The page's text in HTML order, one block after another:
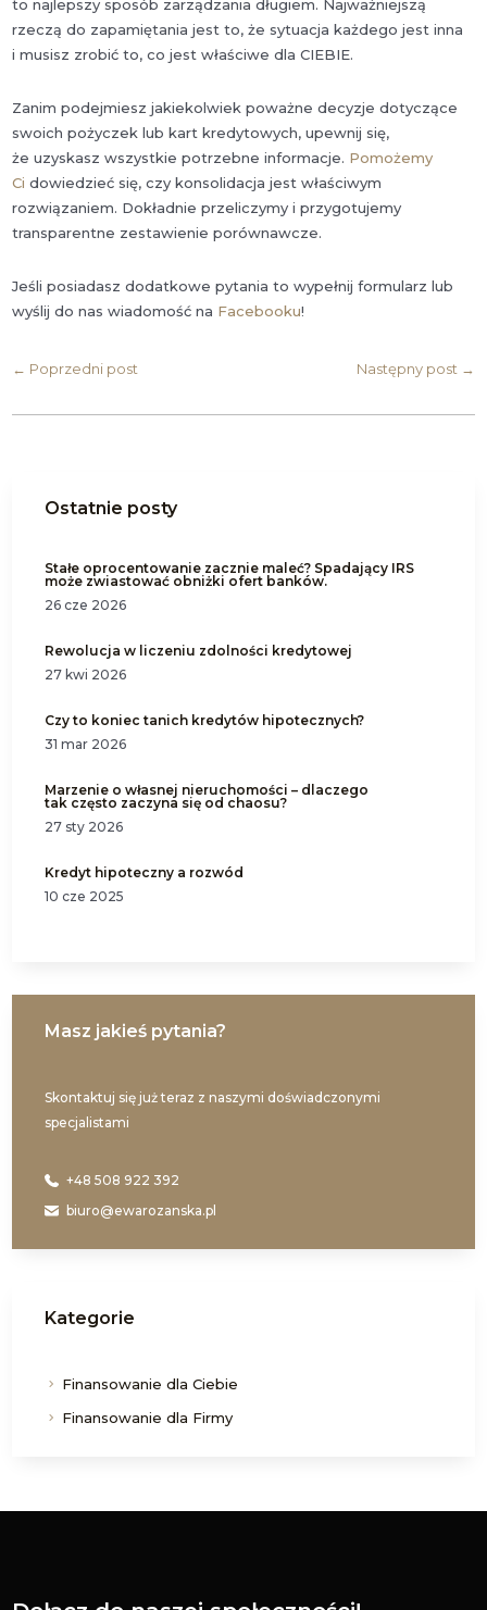
to najlepszy sposób zarządzania długiem. Najważniejszą
rzeczą do zapamiętania jest to, że sytuacja każdego jest inna
i musisz zrobić to, co jest właściwe dla CIEBIE.
Zanim podejmiesz jakiekolwiek poważne decyzje dotyczące
swoich pożyczek lub kart kredytowych, upewnij się,
że uzyskasz wszystkie potrzebne informacje. Pomożemy
Ci dowiedzieć się, czy konsolidacja jest właściwym
rozwiązaniem. Dokładnie przeliczymy i przygotujemy
transparentne zestawienie porównawcze.
Jeśli posiadasz dodatkowe pytania to wypełnij formularz lub
wyślij do nas wiadomość na Facebooku!
← Poprzedni post Następny post→
Ostatnie posty
Stałe oprocentowanie zacznie maleć? Spadający IRS
może zwiastować obniżki ofert banków.
26 cze 2026
Rewolucja w liczeniu zdolności kredytowej
27 kwi 2026
Czy to koniec tanich kredytów hipotecznych?
31 mar 2026
Marzenie o własnej nieruchomości – dlaczego
tak często zaczyna się od chaosu?
27 sty 2026
Kredyt hipoteczny a rozwód
10 cze 2025
Masz jakieś pytania?
Skontaktuj się już teraz z naszymi doświadczonymi
specjalistami
+48 508 922 392
biuro@ewarozanska.pl
Kategorie
Finansowanie dla Ciebie
Finansowanie dla Firmy